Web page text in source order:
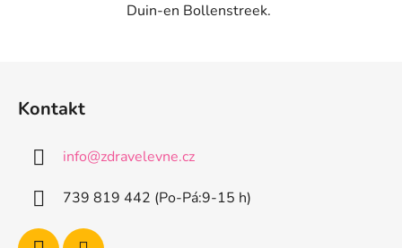
Duin-en Bollenstreek.
Kontakt
info@zdravelevne.cz
739 819 442 (Po-Pá:9-15 h)